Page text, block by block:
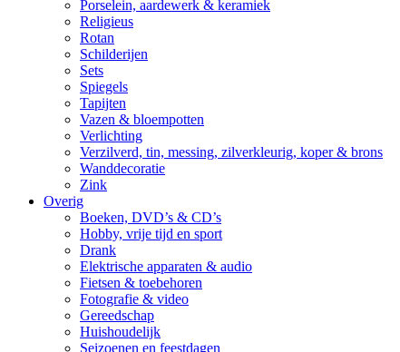
Porselein, aardewerk & keramiek
Religieus
Rotan
Schilderijen
Sets
Spiegels
Tapijten
Vazen & bloempotten
Verlichting
Verzilverd, tin, messing, zilverkleurig, koper & brons
Wanddecoratie
Zink
Overig
Boeken, DVD’s & CD’s
Hobby, vrije tijd en sport
Drank
Elektrische apparaten & audio
Fietsen & toebehoren
Fotografie & video
Gereedschap
Huishoudelijk
Seizoenen en feestdagen